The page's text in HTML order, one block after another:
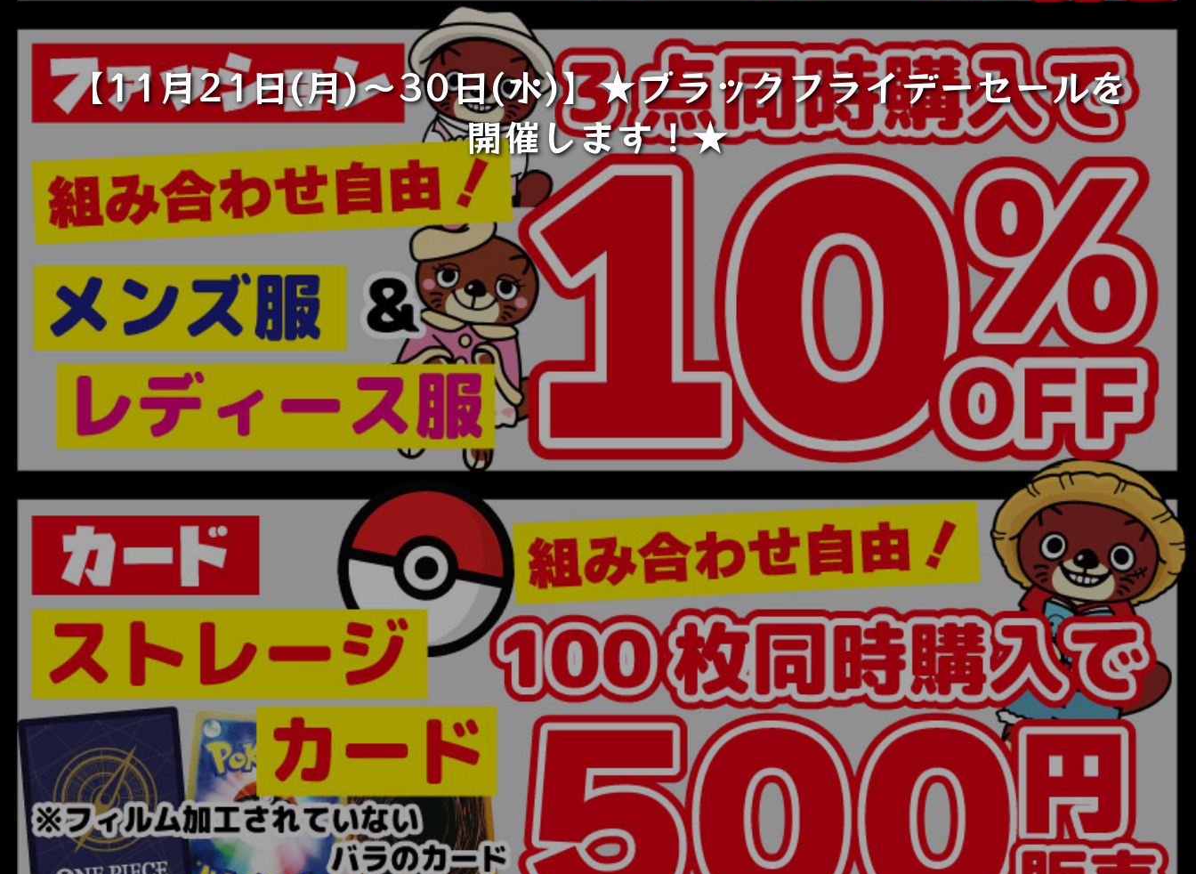
【11月21日(月)～30日(水)】★ブラックフライデーセールを
開催します！★